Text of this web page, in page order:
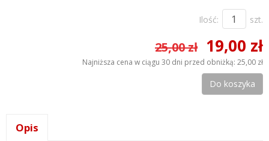
Ilość: szt.
25,00 zł 19,00 zł
Najniższa cena w ciągu 30 dni przed obniżką: 25,00 zł
Do koszyka
Opis